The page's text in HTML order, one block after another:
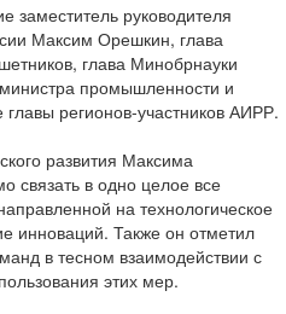
заместитель руководителя
Максим Орешкин, глава
глава Минобрнауки
промышленности и
регионов-участников АИРР.
развития Максима
связать в одно целое все
на технологическое
инноваций. Также он отметил
в тесном взаимодействии с
этих мер.